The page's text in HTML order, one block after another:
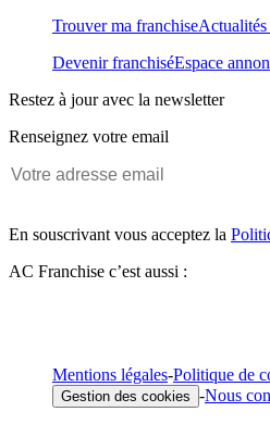
Trouver ma franchise
Devenir franchiséEspace
Restez à jour avec la newsletter
Renseignez votre email
En souscrivant vous acceptez la
AC Franchise c’est aussi :
Mentions légales-Politique de
Gestion des cookies -Nous